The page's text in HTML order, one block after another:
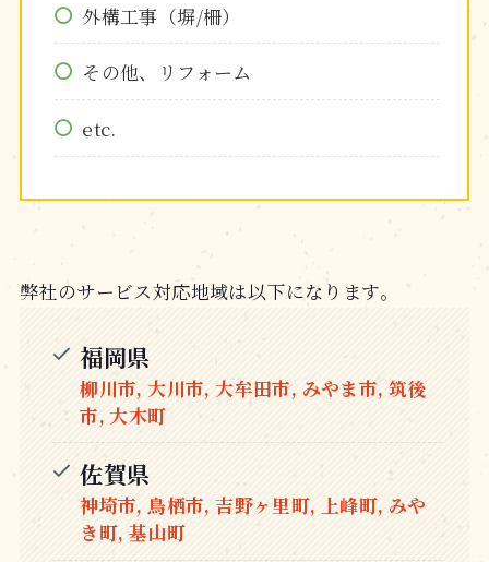
外構工事（塀/柵）
その他、リフォーム
etc.
弊社のサービス対応地域は以下になります。
福岡県
柳川市, 大川市, 大牟田市, みやま市, 筑後
市, 大木町
佐賀県
神埼市, 鳥栖市, 吉野ヶ里町, 上峰町, みや
き町, 基山町